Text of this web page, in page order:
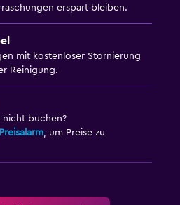
erspart bleiben.
mit kostenloser Stornierung
Reinigung.
nicht buchen?
, um Preise zu